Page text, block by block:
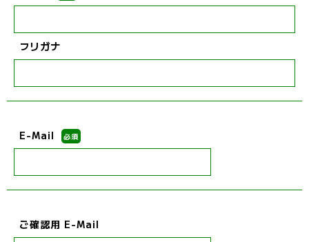
フリガナ
E-Mail 必須
ご確認用 E-Mail